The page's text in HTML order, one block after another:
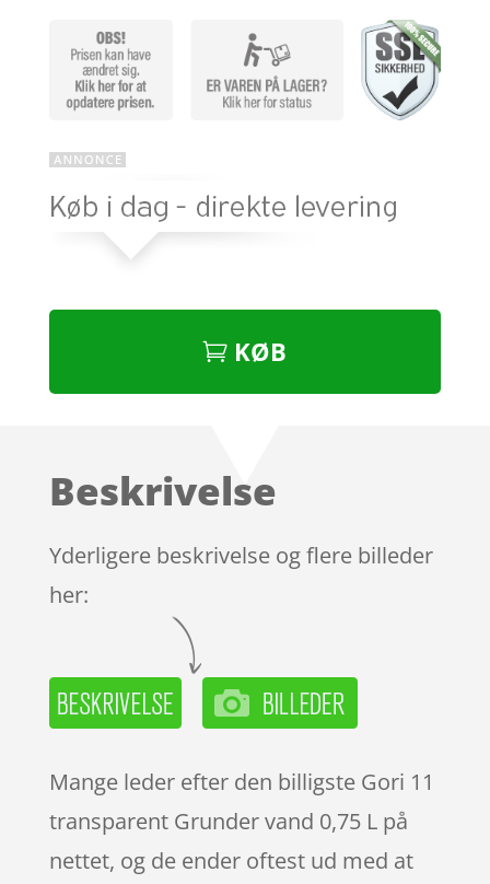
KØB
Beskrivelse
Yderligere beskrivelse og flere billeder
her:
Mange leder efter den billigste Gori 11
transparent Grunder vand 0,75 L på
nettet, og de ender oftest ud med at